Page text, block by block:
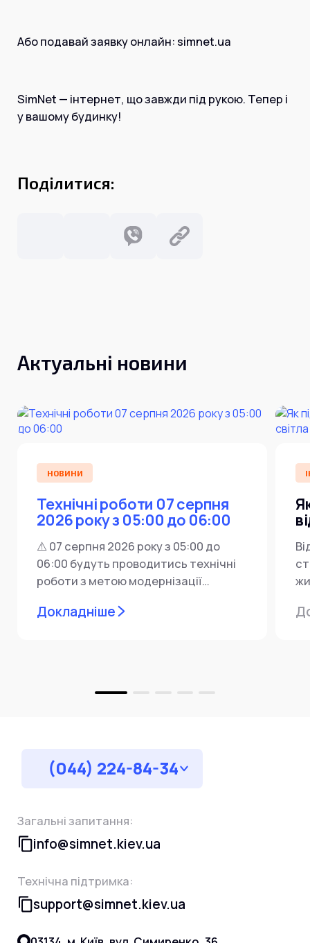
Або подавай заявку онлайн: simnet.ua
SimNet — інтернет, що завжди під рукою. Тепер і
у вашому будинку!
Поділитися:
Актуальні новини
НОВИНИ
Технічні роботи 07 серпня
2026 року з 05:00 до 06:00
⚠️ 07 серпня 2026 року з 05:00 до
06:00 будуть проводитись технічні
роботи з метою модернізації
Докладніше
(044) 224-84-34
Загальні запитання:
info@simnet.kiev.ua
Технічна підтримка:
support@simnet.kiev.ua